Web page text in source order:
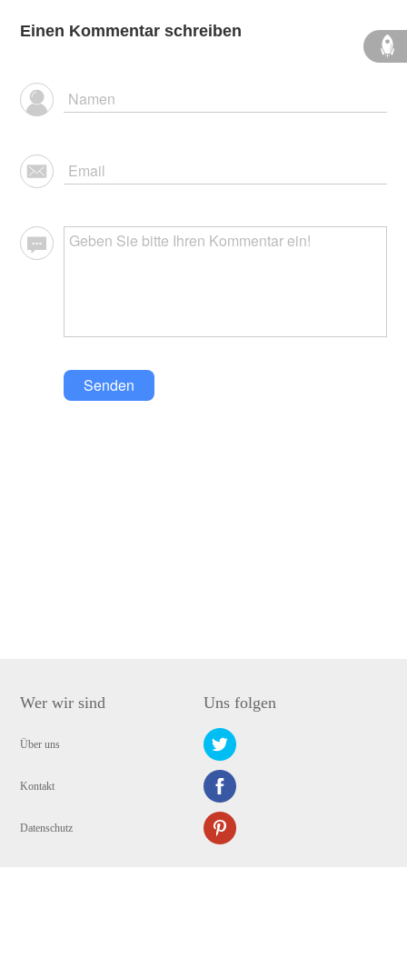
Einen Kommentar schreiben
Senden
Wer wir sind
Über uns
Kontakt
Datenschutz
Uns folgen